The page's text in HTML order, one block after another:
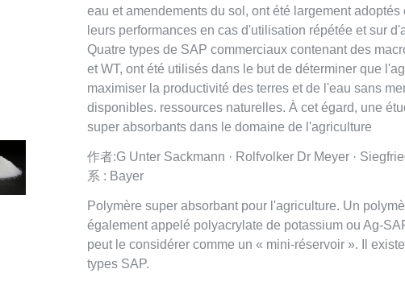
eau et amendements du sol, ont été largement
leurs performances en cas d'utilisation répétée et sur
Quatre types de SAP commerciaux contenant des
et WT, ont été utilisés dans le but de déterminer que
maximiser la productivité des terres et de l'eau sans
disponibles. ressources naturelles. À cet égard, une
super absorbants dans le domaine de l'agriculture
作者:G Unter Sackmann · Rolfvolker Dr Meyer ·
系 : Bayer
Polymère super absorbant pour l'agriculture. Un
également appelé polyacrylate de potassium ou Ag-
peut le considérer comme un « mini-réservoir ». Il
types SAP.